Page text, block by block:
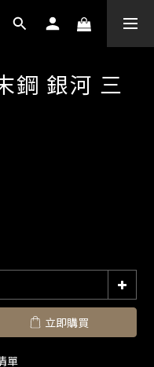
鋼 銀河 三
立即購買
單